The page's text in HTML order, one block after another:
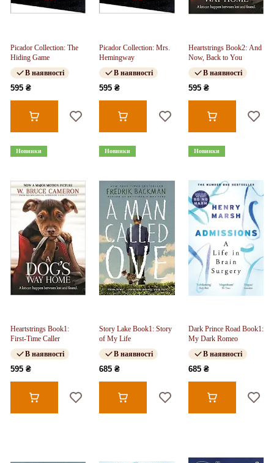
Picador Collection: The
Hiding Game
В наявності
595 ₴
Picador Collection: Mrs.
Hemingway
В наявності
595 ₴
Heartstrings Book2: And
Now, Back to You
В наявності
595 ₴
Новинки
Heartstrings Book1:
First-Time Caller
В наявності
595 ₴
Новинки
Story Lake Book1: Story
of My Life
В наявності
685 ₴
Новинки
Dark Prince Road Book1:
My Dark Romeo
В наявності
685 ₴